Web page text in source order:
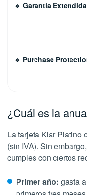
🔹 Garantía Extendida
🔹 Purchase
¿Cuál es la
La tarjeta Klar Platino
(sin IVA). Sin
cumples con ciertos
Primer año: gasta